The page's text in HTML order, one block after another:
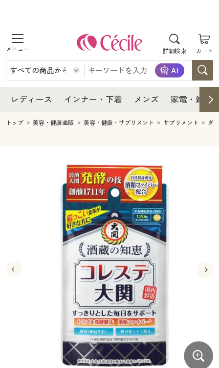
詳細検索 カート
商品を探す
レディース
レディースファッション
インナー・下着
インナー・下着通販すべて
ジュニア・ティーンズ下着
メンズ
メンズファッション
家電・雑貨すべて
キッチン・雑貨・日用品
寝具・インテリア・家具
寝具・インテリア・家具通販すべて
カーテン・ラグ・ファブリック
美容・健康通販すべて
美容・健康・サプリメント
制服・スクール
制服・スクールすべて
ジュニア・ティーンズ下着
大きいサイズ通販すべて
大きいサイズ レディース服
大きいサイズ レディース下着
大きいサイズ メンズ
シークレットセール
商品カテゴリ一覧
レディース インナー・下着 メンズ 家電・雑貨
レディース
レディース通販すべて
レディースファッション
インナー・下着
インナー・下着通販すべて
ジュニア・ティーンズ下着
メンズ
キッチン・雑貨・日用品
寝具・インテリア・家具通販すべて
カーテン・ラグ・ファブリック
美容・健康通販すべて
美容・健康・サプリメント
制服・スクール
制服・スクールすべて
ジュニア・ティーンズ下着
大きいサイズ通販すべて
大きいサイズ レディース服
大きいサイズ レディース下着
大きいサイズ メンズ
大きいサイズ 事務・制服
シークレットセール
商品カテゴリ一覧
カタログ・チラシからのご注文
トップ 美容・健康通販 美容・健康・サプリメント サプリメント ダ